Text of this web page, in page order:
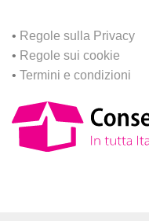
• Regole sulla Privacy
• Regole sui cookie
• Termini e condizioni